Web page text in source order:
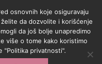
osnovnih koje osiguravaju
da dozvolite i korišćenje
da još bolje unapredimo
više o tome kako koristimo
"Politika privatnosti".